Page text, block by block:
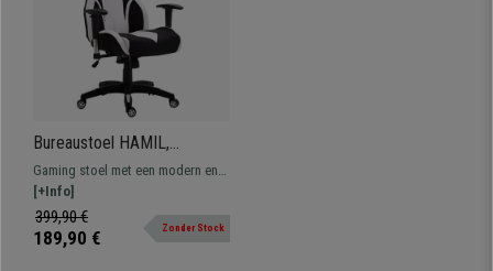
Bureaustoel HAMIL,
Ergonomisch Ontwerp, in
Stof, Kleur Zwart/Wit
Gaming stoel met een modern en
stevig ontwerp en die comfort en
gebruiksgemak biedt. Perfect
voor lange werkdagen of vrije tijd.
[+Info]
399,90 €
189,90 € Zonder Stock